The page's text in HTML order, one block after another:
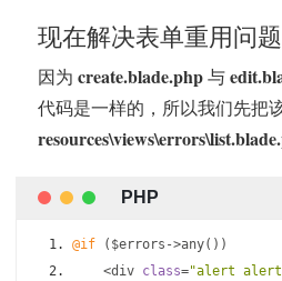
现在解决表单重用问题
因为 create.blade.php与
代码是一样的，所以我们先把
@if ( $errors ->any())
<div class="alert